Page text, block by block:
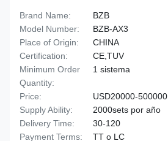
Brand Name:
BZB
Model Number:
BZB-AX3
Place of Origin:
CHINA
Certification:
CE,TUV
Minimum Order
Quantity:
1 sistema
Price:
USD20000-500000
Supply Ability:
2000sets por año
Delivery Time:
30-120
Payment Terms:
TT o LC